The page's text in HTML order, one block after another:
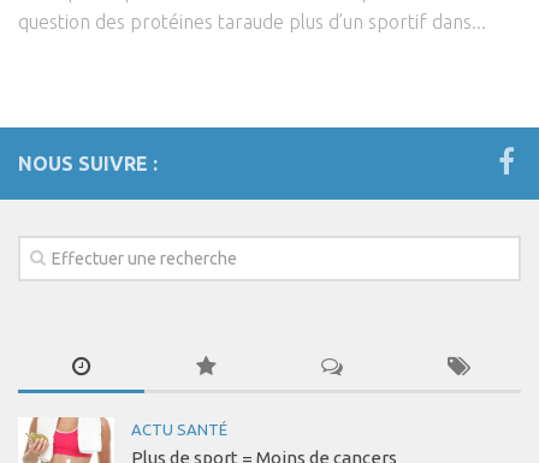
question des protéines taraude plus d’un sportif dans...
NOUS SUIVRE :
ACTU SANTÉ
Plus de sport = Moins de cancers